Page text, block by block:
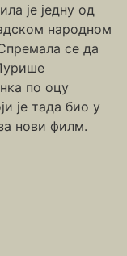
је једну од
народном
се да
по оцу
је тада био у
нови филм.